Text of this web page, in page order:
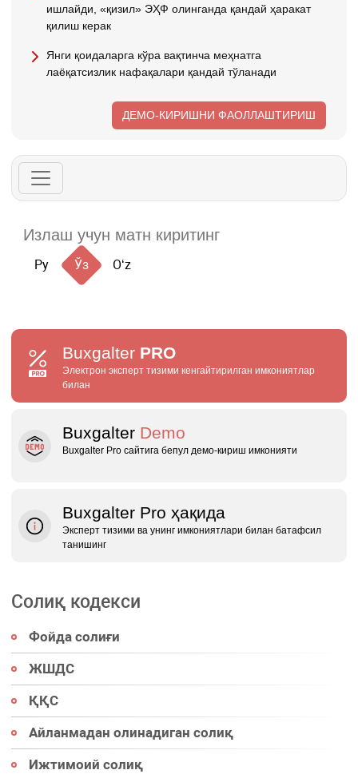
ишлайди, «қизил» ЭҲФ олинганда қандай ҳаракат
қилиш керак
Янги қоидаларга кўра вақтинча меҳнатга
лаёқатсизлик нафақалари қандай тўланади
ДЕМО-КИРИШНИ ФАОЛЛАШТИРИШ
Ру Ўз Oʻz
Buxgalter PRO
Электрон эксперт тизими кенгайтирилган имкониятлар
билан
Buxgalter Demo
Buxgalter Pro сайтига бепул демо‑кириш имконияти
Buxgalter Pro ҳақида
Эксперт тизими ва унинг имкониятлари билан батафсил
танишинг
Солиқ кодекси
Фойда солиғи
ЖШДС
ҚҚС
Айланмадан олинадиган солиқ
Ижтимоий солиқ